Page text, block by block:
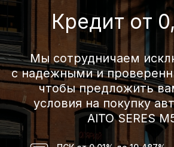
Отличный
внешний вид
Необычайная красота, естественный
стиль, превращающие каждое
путешествие в трогательную поэму